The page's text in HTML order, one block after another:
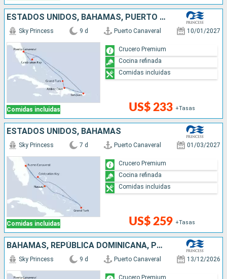
ESTADOS UNIDOS, BAHAMAS, PUERTO RICO, REPÚBLICA DOMINICANA
Comidas incluidas
Sky Princess 9 d Puerto Canaveral 10/01/2027
US$ 233 +Tasas
Crucero Premium
Cocina refinada
Comidas incluidas
ESTADOS UNIDOS, BAHAMAS
Comidas incluidas
Sky Princess 7 d Puerto Canaveral 01/03/2027
US$ 259 +Tasas
Crucero Premium
Cocina refinada
Comidas incluidas
BAHAMAS, REPÚBLICA DOMINICANA, PUERTO RICO, ESTADOS UNIDOS
Sky Princess 9 d Puerto Canaveral 13/12/2026
Crucero Premium